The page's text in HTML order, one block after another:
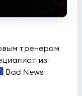
тренером
из
Bad News